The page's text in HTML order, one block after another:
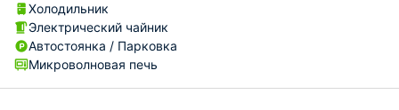
Холодильник
Электрический чайник
Автостоянка / Парковка
Микроволновая печь